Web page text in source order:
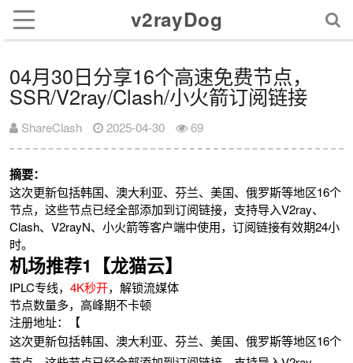
v2rayDog
04月30日分享16个高速免费节点，
SSR/V2ray/Clash/小火箭订阅链接
ShareClash 2025-04-30 69
摘要：
这次更新包括韩国、澳大利亚、芬兰、美国、俄罗斯等地区16个
节点，这些节点已经全部添加到订阅链接，支持导入V2ray、
Clash、V2rayN、小火箭等客户端中使用，订阅链接有效期24小
时。
机场推荐1【龙猫云】
IPLC专线，4K秒开，解锁流媒体
节点数量多，高峰期不卡顿
注册地址：【
这次更新包括韩国、澳大利亚、芬兰、美国、俄罗斯等地区16个